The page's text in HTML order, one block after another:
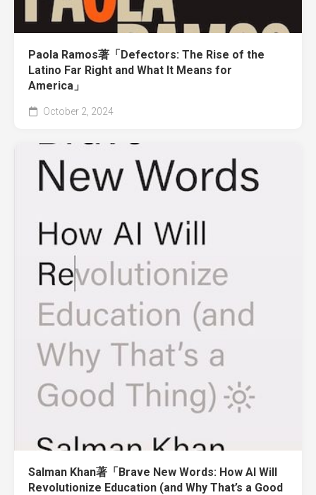
Paola Ramos著「Defectors: The Rise of the
Latino Far Right and What It Means for
America」
October 2, 2024
Salman Khan著「Brave New Words: How AI Will
Revolutionize Education (and Why That’s a Good